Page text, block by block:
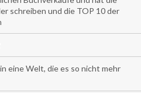
schreiben und die TOP 10 der
eine Welt, die es so nicht mehr